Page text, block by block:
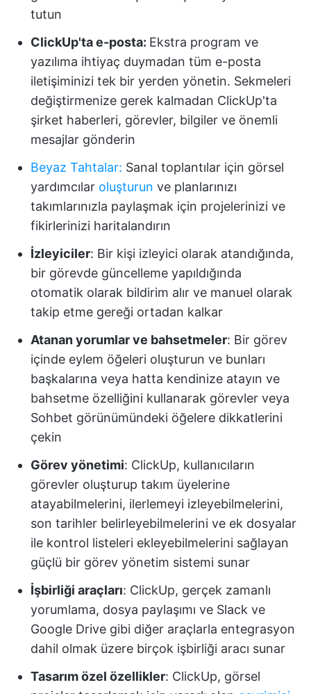
tutun
ClickUp'ta e-posta: Ekstra program ve
yazılıma ihtiyaç duymadan tüm e-posta
iletişiminizi tek bir yerden yönetin. Sekmeleri
değiştirmenize gerek kalmadan ClickUp'ta
şirket haberleri, görevler, bilgiler ve önemli
mesajlar gönderin
Beyaz Tahtalar: Sanal toplantılar için görsel
yardımcılar oluşturun ve planlarınızı
takımlarınızla paylaşmak için projelerinizi ve
fikirlerinizi haritalandırın
İzleyiciler: Bir kişi izleyici olarak atandığında,
bir görevde güncelleme yapıldığında
otomatik olarak bildirim alır ve manuel olarak
takip etme gereği ortadan kalkar
Atanan yorumlar ve bahsetmeler: Bir görev
içinde eylem öğeleri oluşturun ve bunları
başkalarına veya hatta kendinize atayın ve
bahsetme özelliğini kullanarak görevler veya
Sohbet görünümündeki öğelere dikkatlerini
çekin
Görev yönetimi: ClickUp, kullanıcıların
görevler oluşturup takım üyelerine
atayabilmelerini, ilerlemeyi izleyebilmelerini,
son tarihler belirleyebilmelerini ve ek dosyalar
ile kontrol listeleri ekleyebilmelerini sağlayan
güçlü bir görev yönetim sistemi sunar
İşbirliği araçları: ClickUp, gerçek zamanlı
yorumlama, dosya paylaşımı ve Slack ve
Google Drive gibi diğer araçlarla entegrasyon
dahil olmak üzere birçok işbirliği aracı sunar
Tasarım özel özellikler: ClickUp, görsel